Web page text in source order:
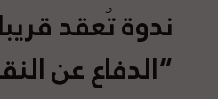
ندوة تُعقد
“الدفاع عن